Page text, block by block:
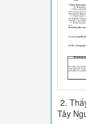
2.
Tây